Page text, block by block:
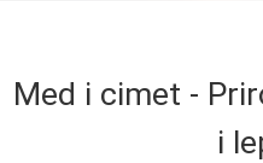
Med i cimet -
i